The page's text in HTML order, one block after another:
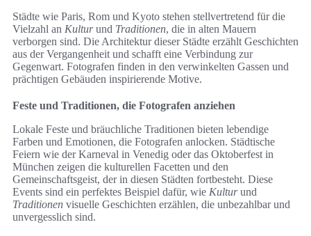
Städte wie Paris, Rom und Kyoto stehen stellvertretend für die
Vielzahl an Kulturund Traditionen, die in alten Mauern
verborgen sind. Die Architektur dieser Städte erzählt Geschichten
aus der Vergangenheit und schafft eine Verbindung zur
Gegenwart. Fotografen finden in den verwinkelten Gassen und
prächtigen Gebäuden inspirierende Motive.
Feste und Traditionen, die Fotografen anziehen
Lokale Feste und bräuchliche Traditionen bieten lebendige
Farben und Emotionen, die Fotografen anlocken. Städtische
Feiern wie der Karneval in Venedig oder das Oktoberfest in
München zeigen die kulturellen Facetten und den
Gemeinschaftsgeist, der in diesen Städten fortbesteht. Diese
Events sind ein perfektes Beispiel dafür, wie Kulturund
Traditionen visuelle Geschichten erzählen, die unbezahlbar und
unvergesslich sind.